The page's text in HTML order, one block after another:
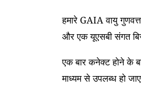
हमारे GAIA वायु
और एक यूएसबी संगत
एक बार कनेक्ट होने के
माध्यम से उपलब्ध हो